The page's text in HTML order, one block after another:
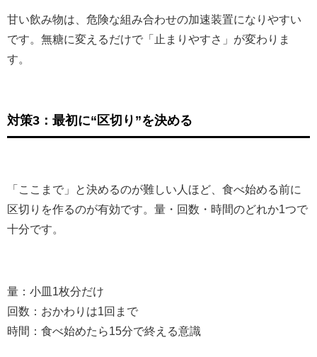
甘い飲み物は、危険な組み合わせの加速装置になりやすい
です。無糖に変えるだけで「止まりやすさ」が変わりま
す。
対策3：最初に“区切り”を決める
「ここまで」と決めるのが難しい人ほど、食べ始める前に
区切りを作るのが有効です。量・回数・時間のどれか1つで
十分です。
量：小皿1枚分だけ
回数：おかわりは1回まで
時間：食べ始めたら15分で終える意識